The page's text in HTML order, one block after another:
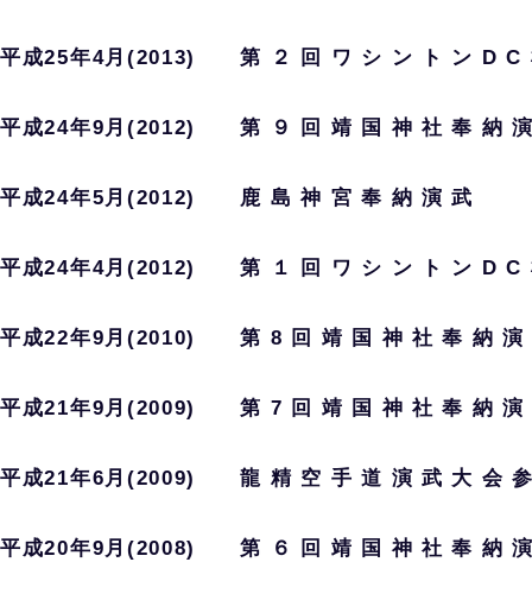
平成25年4月(2013) 第 ２ 回 ワ シ ン ト ン D C
平成24年9月(2012) 第 ９ 回 靖 国 神 社 奉 納
平成24年5月(2012) 鹿 島 神 宮 奉 納 演 武
平成24年4月(2012) 第 １ 回 ワ シ ン ト ン D
平成22年9月(2010) 第 8 回 靖 国 神 社 奉 納 演
平成21年9月(2009) 第 7 回 靖 国 神 社 奉 納 演
平成21年6月(2009) 龍 精 空 手 道 演 武 大 会
平成20年9月(2008) 第 ６ 回 靖 国 神 社 奉 納